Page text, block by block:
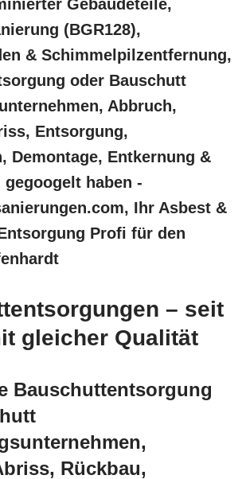
Gebäudeteile,
(BGR128),
& Schimmelpilzentfernung,
oder Bauschutt
Abbruch,
Entsorgung,
Demontage, Entkernung &
haben -
Ihr Asbest &
Profi für den
– seit
gleicher Qualität
Bauschuttentsorgung
Rückbau,